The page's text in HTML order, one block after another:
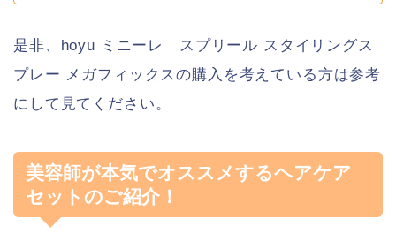
是非、hoyu ミニーレ スプリール スタイリングス
プレー メガフィックスの購入を考えている方は参考
にして見てください。
美容師が本気でオススメするヘアケア
セットのご紹介！